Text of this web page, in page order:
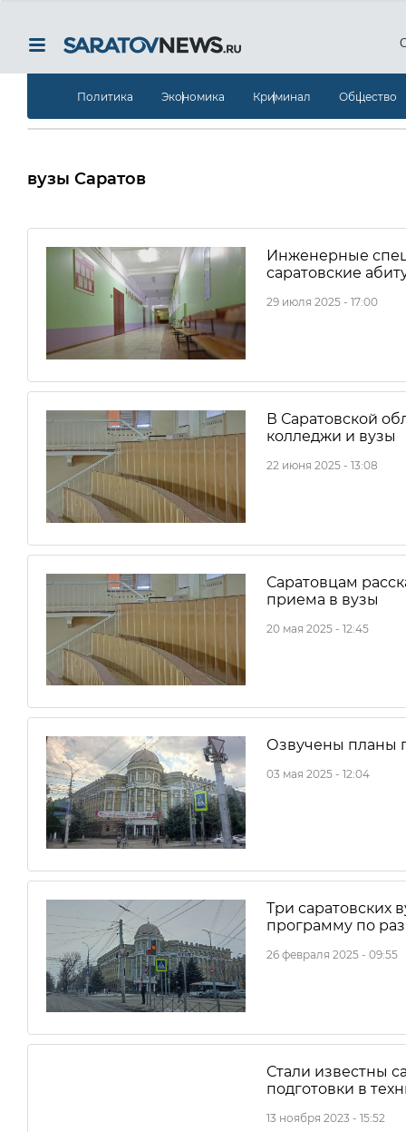
Политика Экономика Криминал Общество
вузы Саратов
Инженерные
саратовские
29 июля 2025 - 17:00
В Саратовской
колледжи и вузы
22 июня 2025 - 13:08
Саратовцам
приема в вузы
20 мая 2025 - 12:45
Озвучены планы
03 мая 2025 - 12:04
Три саратовских
программу по
26 февраля 2025 - 09:55
Стали известны
подготовки в
13 ноября 2023 - 15:52